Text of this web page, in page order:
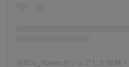
@82o_flowerがシェアした投稿 -